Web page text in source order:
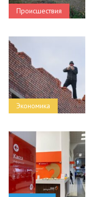
Происшествия
Экономика